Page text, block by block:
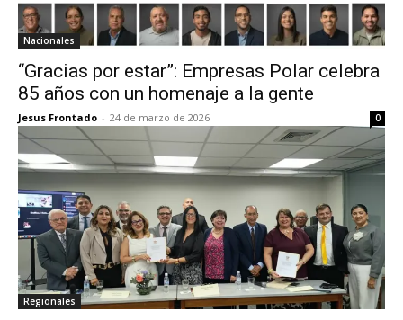
Nacionales
“Gracias por estar”: Empresas Polar celebra
85 años con un homenaje a la gente
Jesus Frontado - 24 de marzo de 2026 0
Regionales